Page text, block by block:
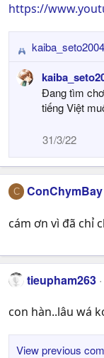
https://
R
e
a
n
s
:
kaiba_seto2004
Đang tìm
tiếng Việt
31/3/22
C ConChymBay
cám ơn vì đã chỉ
tieupham263
con hàn..lâu wá
View previous